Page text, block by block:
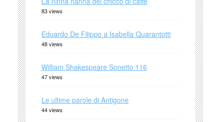
83 views
Eduardo De Filippo a Isabella Quarantotti
48 views
William Shakespeare Sonetto 116
47 views
Le ultime parole di Antigone
44 views